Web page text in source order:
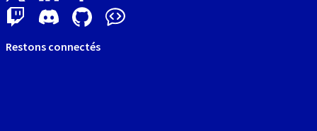
Restons connectés